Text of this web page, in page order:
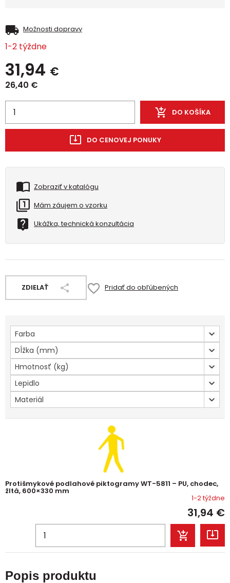
Možnosti dopravy
1-2 týždne
31,94 €
26,40 €
DO KOŠÍKA
DO CENOVEJ PONUKY
Zobraziť v katalógu
Mám záujem o vzorku
Ukážka, technická konzultácia
ZDIELAŤ Pridať do obľúbených
Farba
Dĺžka (mm)
Hmotnosť (kg)
Lepidlo
Materiál
Protišmykové podlahové piktogramy WT-5811 – PU, chodec,
žltá, 600×330 mm
1-2 týždne
31,94 €
Popis produktu